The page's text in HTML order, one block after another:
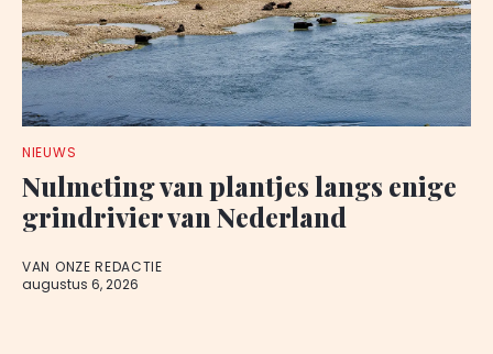
NIEUWS
Nulmeting van plantjes langs enige
grindrivier van Nederland
VAN ONZE REDACTIE
augustus 6, 2026